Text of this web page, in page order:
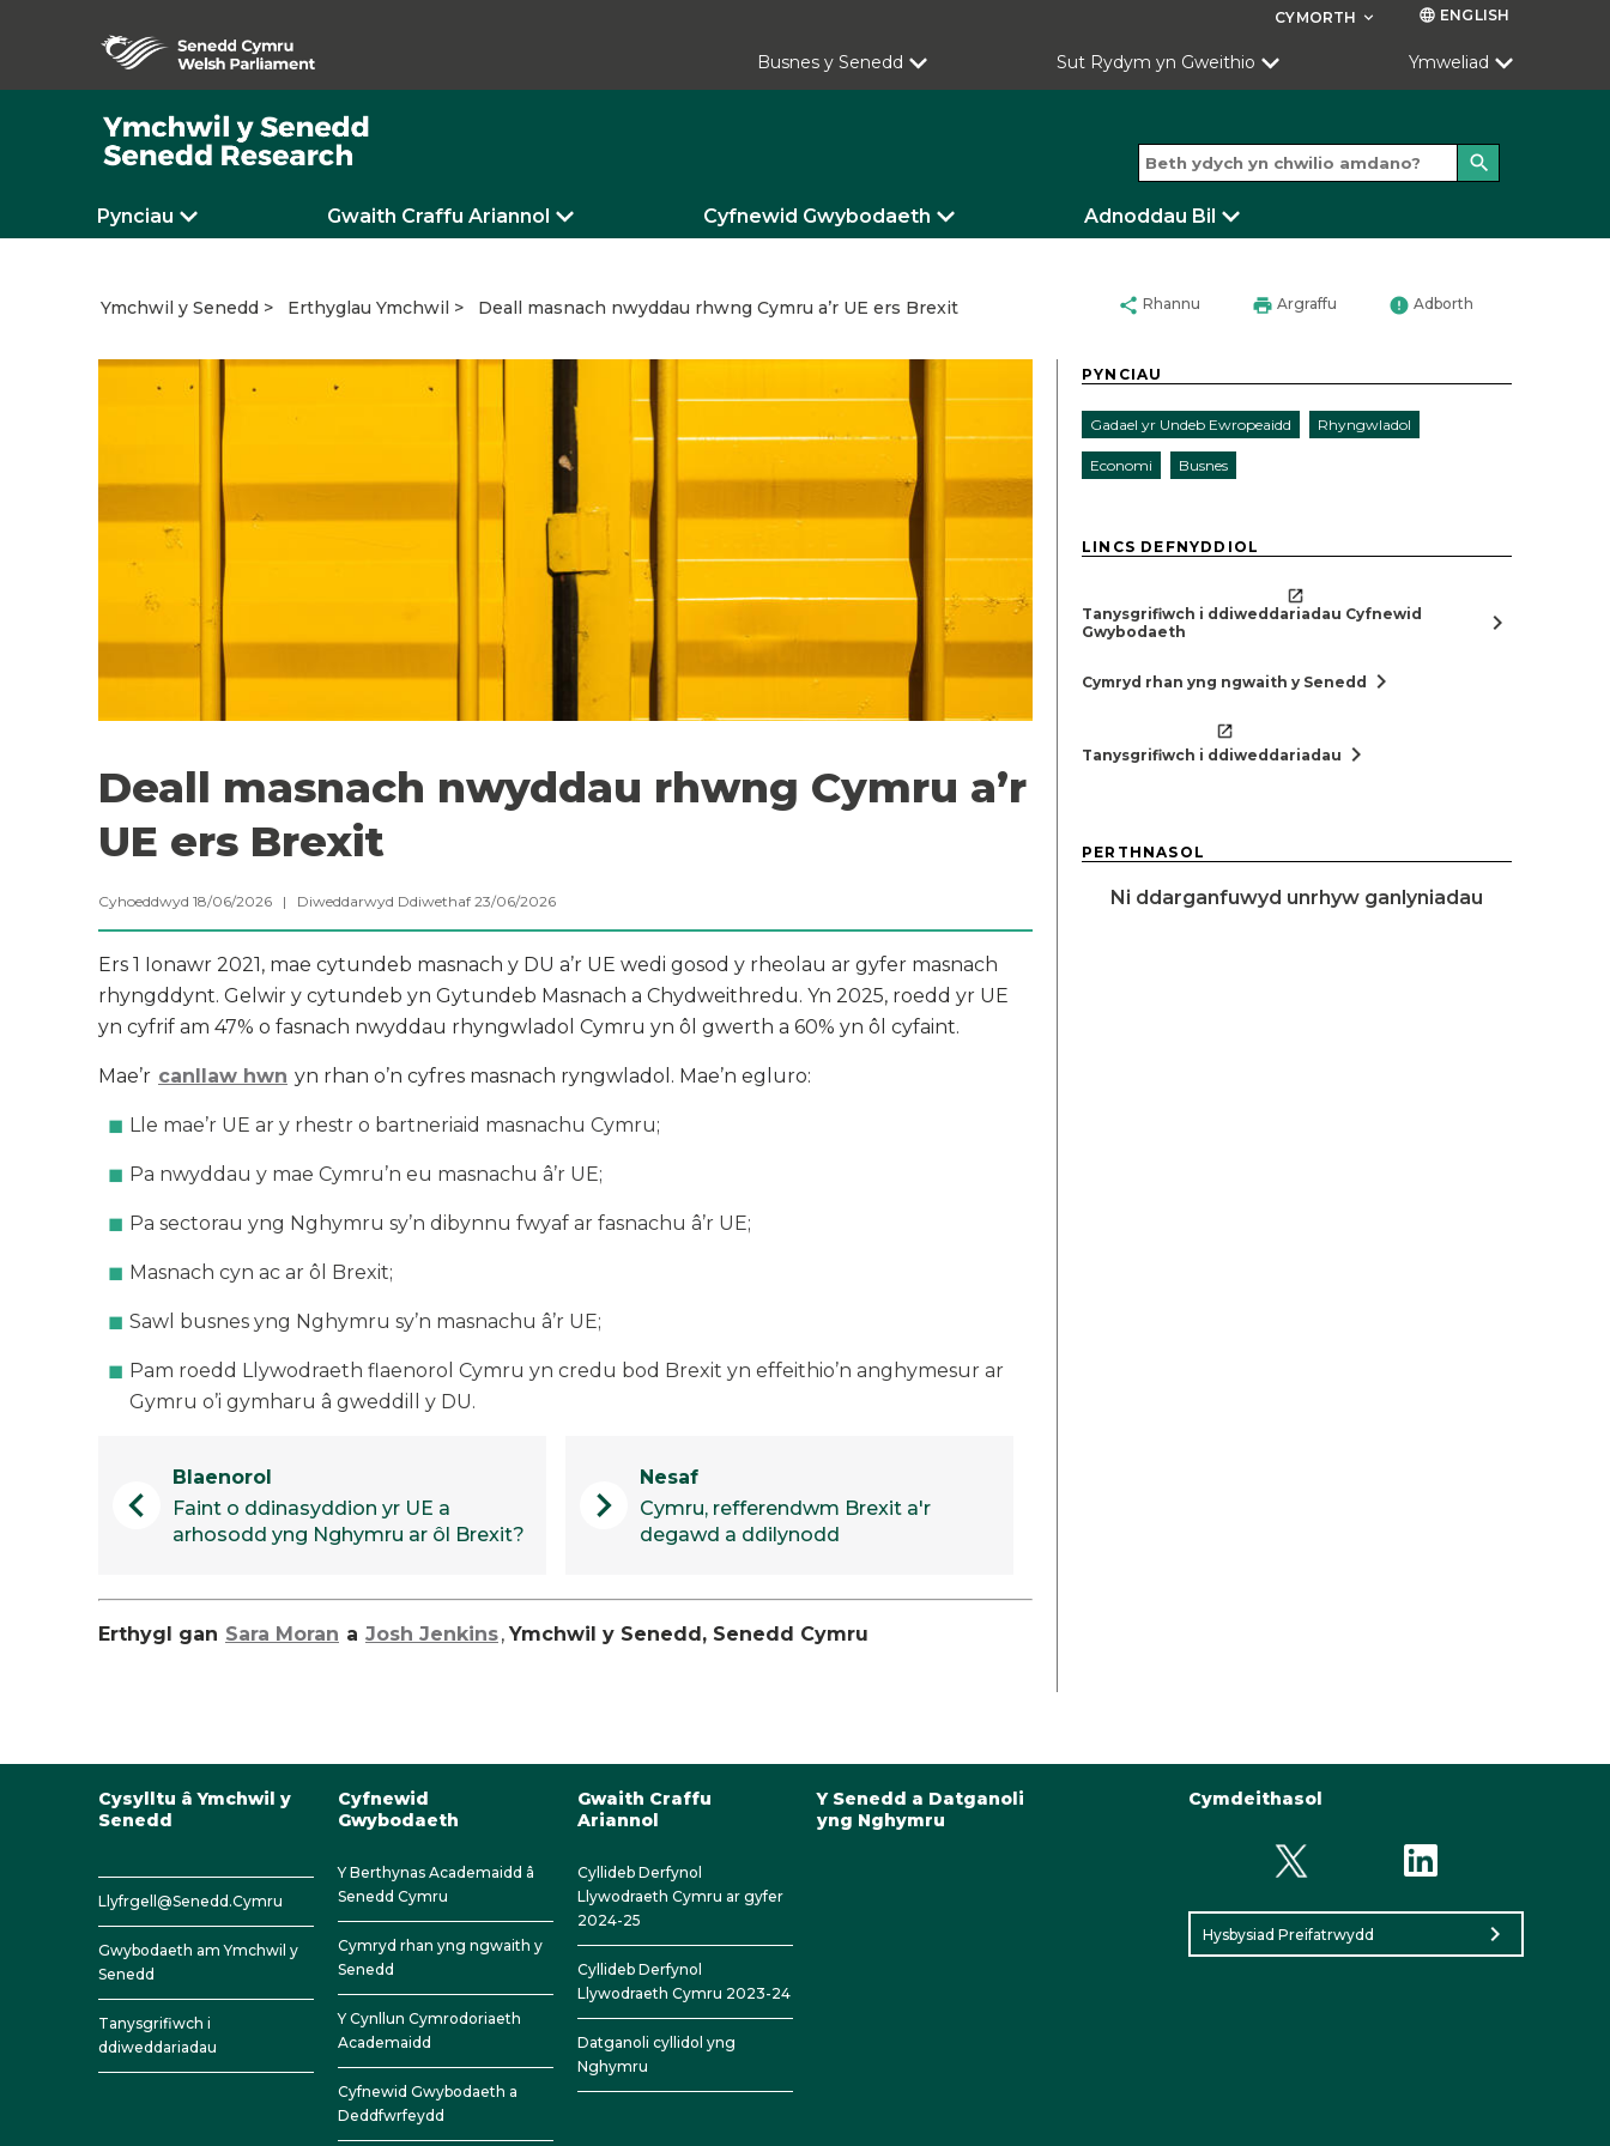
CYMORTH keyboard_arrow_down language ENGLISH
Busnes y Senedd Sut Rydym yn Gweithio Ymweliad
search
Pynciau Gwaith Craffu Ariannol Cyfnewid Gwybodaeth Adnoddau Bil
Ymchwil y Senedd Erthyglau Ymchwil Deall masnach nwyddau rhwng Cymru a’r UE ers Brexit share Rhannu print Argraffu error Adborth
Deall masnach nwyddau rhwng Cymru a’r
UE ers Brexit
Cyhoeddwyd 18/06/2026 | Diweddarwyd Ddiwethaf 23/06/2026
Ers 1 Ionawr 2021, mae cytundeb masnach y DU a’r UE wedi gosod y rheolau ar gyfer masnach
rhyngddynt. Gelwir y cytundeb yn Gytundeb Masnach a Chydweithredu. Yn 2025, roedd yr UE
yn cyfrif am 47% o fasnach nwyddau rhyngwladol Cymru yn ôl gwerth a 60% yn ôl cyfaint.
Mae’r canllaw hwn yn rhan o’n cyfres masnach ryngwladol. Mae’n egluro:
Lle mae’r UE ar y rhestr o bartneriaid masnachu Cymru;
Pa nwyddau y mae Cymru’n eu masnachu â’r UE;
Pa sectorau yng Nghymru sy’n dibynnu fwyaf ar fasnachu â’r UE;
Masnach cyn ac ar ôl Brexit;
Sawl busnes yng Nghymru sy’n masnachu â’r UE;
Pam roedd Llywodraeth flaenorol Cymru yn credu bod Brexit yn effeithio’n anghymesur ar
Gymru o’i gymharu â gweddill y DU.
chevron_left
Blaenorol
Faint o ddinasyddion yr UE a
arhosodd yng Nghymru ar ôl Brexit?
chevron_right
Nesaf
Cymru, refferendwm Brexit a'r
degawd a ddilynodd
Erthygl gan Sara Moran a Josh Jenkins, Ymchwil y Senedd, Senedd Cymru
PYNCIAU
Gadael yr Undeb Ewropeaidd Rhyngwladol
Economi Busnes
LINCS DEFNYDDIOL
Tanysgrifiwch i ddiweddariadau Cyfnewid
Gwybodaeth
chevron_right
Cymryd rhan yng ngwaith y Senedd chevron_right
Tanysgrifiwch i ddiweddariadau chevron_right
PERTHNASOL
Ni ddarganfuwyd unrhyw ganlyniadau
Cysylltu â Ymchwil y
Senedd
Llyfrgell@Senedd.Cymru
Gwybodaeth am Ymchwil y
Senedd
Tanysgrifiwch i
ddiweddariadau
Cyfnewid
Gwybodaeth
Y Berthynas Academaidd â
Senedd Cymru
Cymryd rhan yng ngwaith y
Senedd
Y Cynllun Cymrodoriaeth
Academaidd
Cyfnewid Gwybodaeth a
Deddfwrfeydd
Gwaith Craffu
Ariannol
Cyllideb Derfynol
Llywodraeth Cymru ar gyfer
2024-25
Cyllideb Derfynol
Llywodraeth Cymru 2023-24
Datganoli cyllidol yng
Nghymru
Y Senedd a Datganoli
yng Nghymru
Cymdeithasol
Hysbysiad Preifatrwydd chevron_right